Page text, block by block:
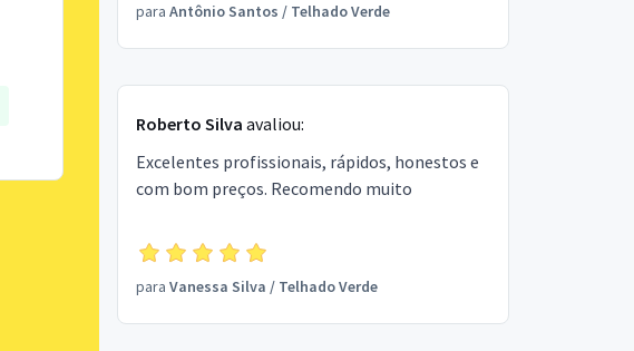
para Antônio Santos / Telhado Verde
Roberto Silva avaliou:
Excelentes profissionais, rápidos, honestos e
com bom preços. Recomendo muito
para Vanessa Silva / Telhado Verde